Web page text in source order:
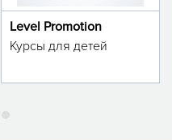
Level Promotion
Курсы для детей